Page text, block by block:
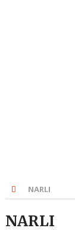
NARLI
NARLI